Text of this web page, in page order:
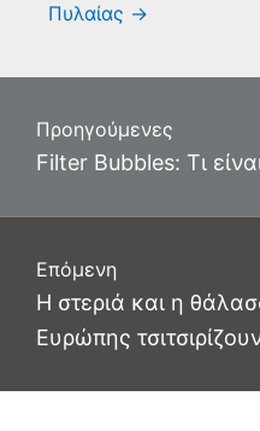
Πυλαίας →
άρθρων
Προηγούμενες
Προηγούμενο
Filter Bubbles: Τι
Επόμενη
Επόμενο
άρθρο:
Η στεριά και η
Ευρώπης